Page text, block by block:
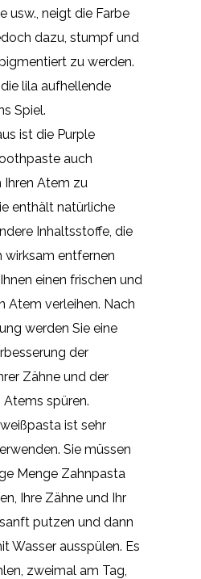
usw., neigt die Farbe
dazu, stumpf und
zu werden.
lila aufhellende
Spiel.
ist die Purple
auch
Ihren Atem zu
enthält natürliche
Inhaltsstoffe, die
wirksam entfernen
einen frischen und
Atem verleihen. Nach
werden Sie eine
der
Zähne und der
Atems spüren.
ist sehr
Sie müssen
Menge Zahnpasta
Ihre Zähne und Ihr
putzen und dann
Wasser ausspülen. Es
zweimal am Tag,